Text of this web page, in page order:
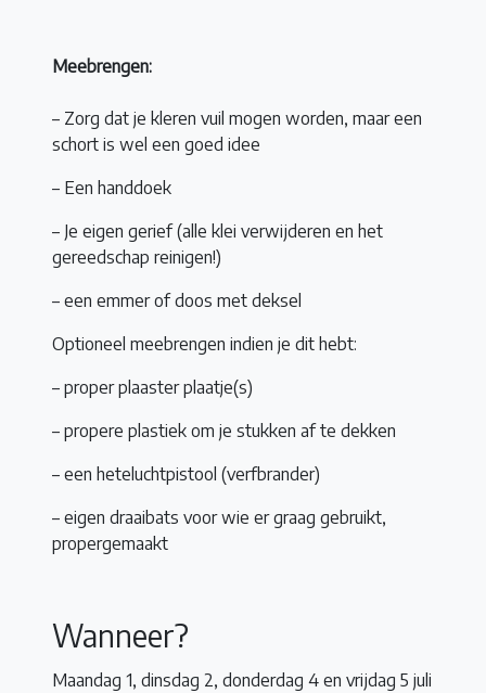
Meebrengen:
– Zorg dat je kleren vuil mogen worden, maar een
schort is wel een goed idee
– Een handdoek
– Je eigen gerief (alle klei verwijderen en het
gereedschap reinigen!)
– een emmer of doos met deksel
Optioneel meebrengen indien je dit hebt:
– proper plaaster plaatje(s)
– propere plastiek om je stukken af te dekken
– een heteluchtpistool (verfbrander)
– eigen draaibats voor wie er graag gebruikt,
propergemaakt
Wanneer?
Maandag 1, dinsdag 2, donderdag 4 en vrijdag 5 juli